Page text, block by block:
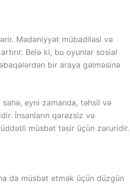
Mədəniyyət mübadiləsi və
Belə ki, bu oyunlar sosial
bir araya gəlməsinə
eyni zamanda, təhsil və
İnsanların qərəzsiz və
müsbət təsir üçün zəruridir.
da müsbət etmək üçün düzgün